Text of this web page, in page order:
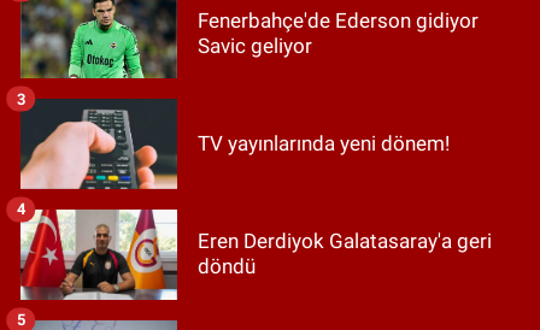
Fenerbahçe'de Ederson gidiyor
Savic geliyor
TV yayınlarında yeni dönem!
3
Eren Derdiyok Galatasaray'a geri
döndü
4
5